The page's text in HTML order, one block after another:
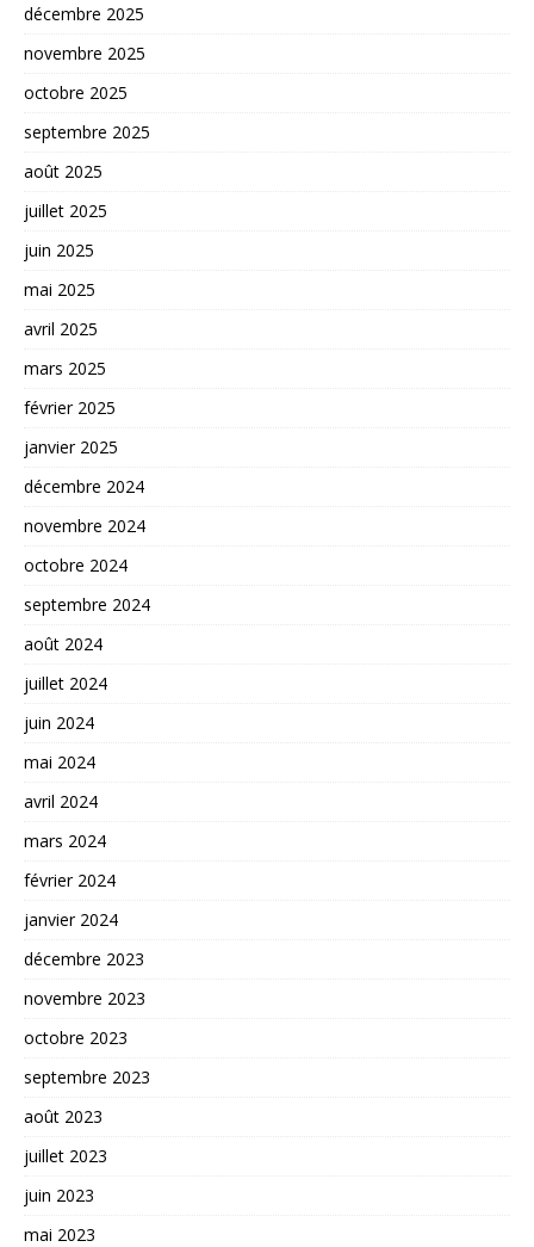
décembre 2025
novembre 2025
octobre 2025
septembre 2025
août 2025
juillet 2025
juin 2025
mai 2025
avril 2025
mars 2025
février 2025
janvier 2025
décembre 2024
novembre 2024
octobre 2024
septembre 2024
août 2024
juillet 2024
juin 2024
mai 2024
avril 2024
mars 2024
février 2024
janvier 2024
décembre 2023
novembre 2023
octobre 2023
septembre 2023
août 2023
juillet 2023
juin 2023
mai 2023